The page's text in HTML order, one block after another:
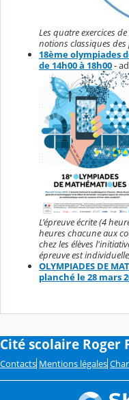
Les quatre exercices
notions classiques
18ème olympiades
de 14h00 à 18h00-
L'épreuve écrite (4
heures chacune aux
chez les élèves
épreuve est
OLYMPIADES DE
planché le 28 mars
Cité scolaire Roger
Contacts Mentions légales